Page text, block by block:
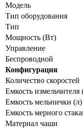
Модель
Тип оборудования
Тип
Мощность (Вт)
Управление
Беспроводной
Конфигурация
Количество скоростей
Емкость измельчителя
Емкость мельнички (л)
Емкость мерного
Материал чаши